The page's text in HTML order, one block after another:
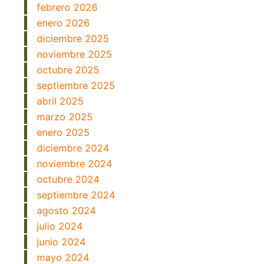
febrero 2026
enero 2026
diciembre 2025
noviembre 2025
octubre 2025
septiembre 2025
abril 2025
marzo 2025
enero 2025
diciembre 2024
noviembre 2024
octubre 2024
septiembre 2024
agosto 2024
julio 2024
junio 2024
mayo 2024